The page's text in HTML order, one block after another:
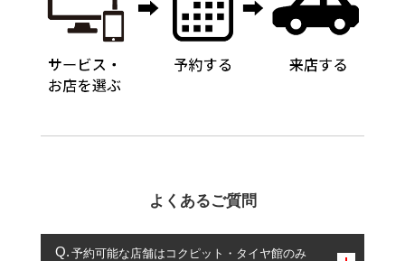
よくあるご質問
予約可能な店舗はコクピット・タイヤ館のみ